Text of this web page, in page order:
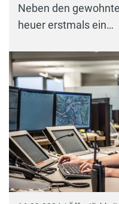
Neben den
heuer erstmals ein…